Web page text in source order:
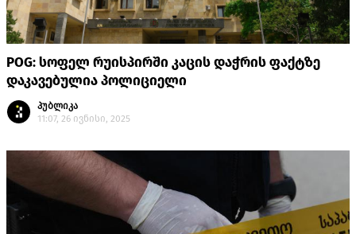
POG: სოფელ რუისპირში კაცის დაჭრის ფაქტზე
დაკავებულია პოლიციელი
პუბლიკა
11:07, 26 ივნისი, 2025